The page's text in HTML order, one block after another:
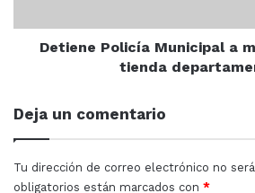
Sinaloa
tienda
departamental
Detiene Policía Municipal a
tienda
Deja un comentario
Tu dirección de correo electrónico no
obligatorios están marcados con *